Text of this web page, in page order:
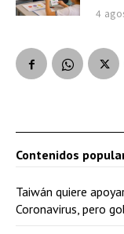
4
Contenidos
Taiwán quiere
Coronavirus, pero